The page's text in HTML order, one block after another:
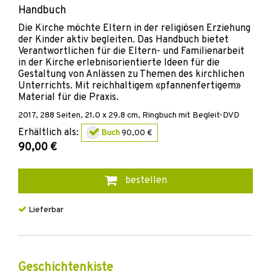
Handbuch
Die Kirche möchte Eltern in der religiösen Erziehung
der Kinder aktiv begleiten. Das Handbuch bietet
Verantwortlichen für die Eltern- und Familienarbeit
in der Kirche erlebnis­orientierte Ideen für die
Gestaltung von Anlässen zu Themen des kirchlichen
Unterrichts. Mit reichhaltigem «pfannenfertigem»
Material für die Praxis.
2017, 288 Seiten, 21.0 x 29.8 cm, Ringbuch mit Begleit-DVD
Erhältlich als: Buch90,00 €
90,00 €
bestellen
Lieferbar
Geschichtenkiste